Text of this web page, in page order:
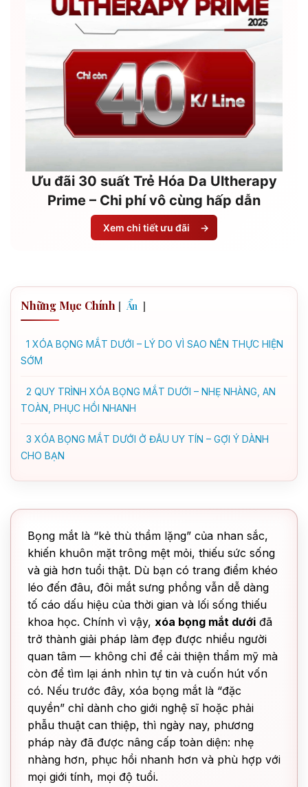
Ưu đãi 30 suất Trẻ Hóa Da Ultherapy
Prime – Chi phí vô cùng hấp dẫn
Xem chi tiết ưu đãi →
Những Mục Chính [ Ẩn ]
1 XÓA BỌNG MẮT DƯỚI – LÝ DO VÌ SAO NÊN THỰC HIỆN
SỚM
2 QUY TRÌNH XÓA BỌNG MẮT DƯỚI – NHẸ NHÀNG, AN
TOÀN, PHỤC HỒI NHANH
3 XÓA BỌNG MẮT DƯỚI Ở ĐÂU UY TÍN – GỢI Ý DÀNH
CHO BẠN
Bọng mắt là “kẻ thù thầm lặng” của nhan sắc,
khiến khuôn mặt trông mệt mỏi, thiếu sức sống
và già hơn tuổi thật. Dù bạn có trang điểm khéo
léo đến đâu, đôi mắt sưng phồng vẫn dễ dàng
tố cáo dấu hiệu của thời gian và lối sống thiếu
khoa học. Chính vì vậy, xóa bọng mắt dưới đã
trở thành giải pháp làm đẹp được nhiều người
quan tâm — không chỉ để cải thiện thẩm mỹ mà
còn để tìm lại ánh nhìn tự tin và cuốn hút vốn
có. Nếu trước đây, xóa bọng mắt là “đặc
quyền” chỉ dành cho giới nghệ sĩ hoặc phải
phẫu thuật can thiệp, thì ngày nay, phương
pháp này đã được nâng cấp toàn diện: nhẹ
nhàng hơn, phục hồi nhanh hơn và phù hợp với
mọi giới tính, mọi độ tuổi.